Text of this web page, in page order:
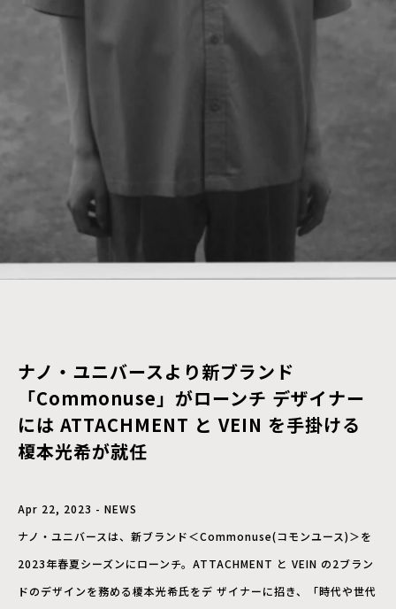
ナノ・ユニバースより新ブランド
「Commonuse」がローンチ デザイナー
には ATTACHMENT と VEIN を手掛ける
榎本光希が就任
Apr 22, 2023 - NEWS
ナノ・ユニバースは、新ブランド＜Commonuse(コモンユース)＞を
2023年春夏シーズンにローンチ。ATTACHMENT と VEIN の2ブラン
ドのデザインを務める榎本光希氏をデ ザイナーに招き、「時代や世代